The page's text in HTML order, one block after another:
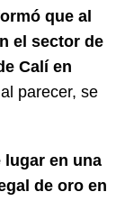
que al
el sector de
Calí en
parecer, se
lugar en una
de oro en